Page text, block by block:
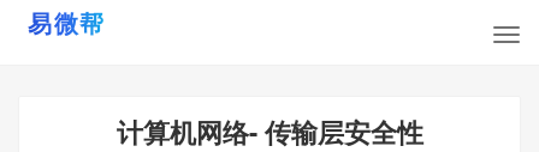
计算机网络- 传输层安全性